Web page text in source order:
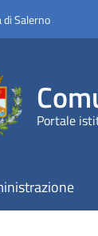
di Salerno
Portale